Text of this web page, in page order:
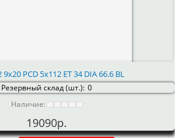
9x20 PCD 5x112 ET 34 DIA 66.6 BL
Резервный склад (шт.): 0
Наличие:
19090р.